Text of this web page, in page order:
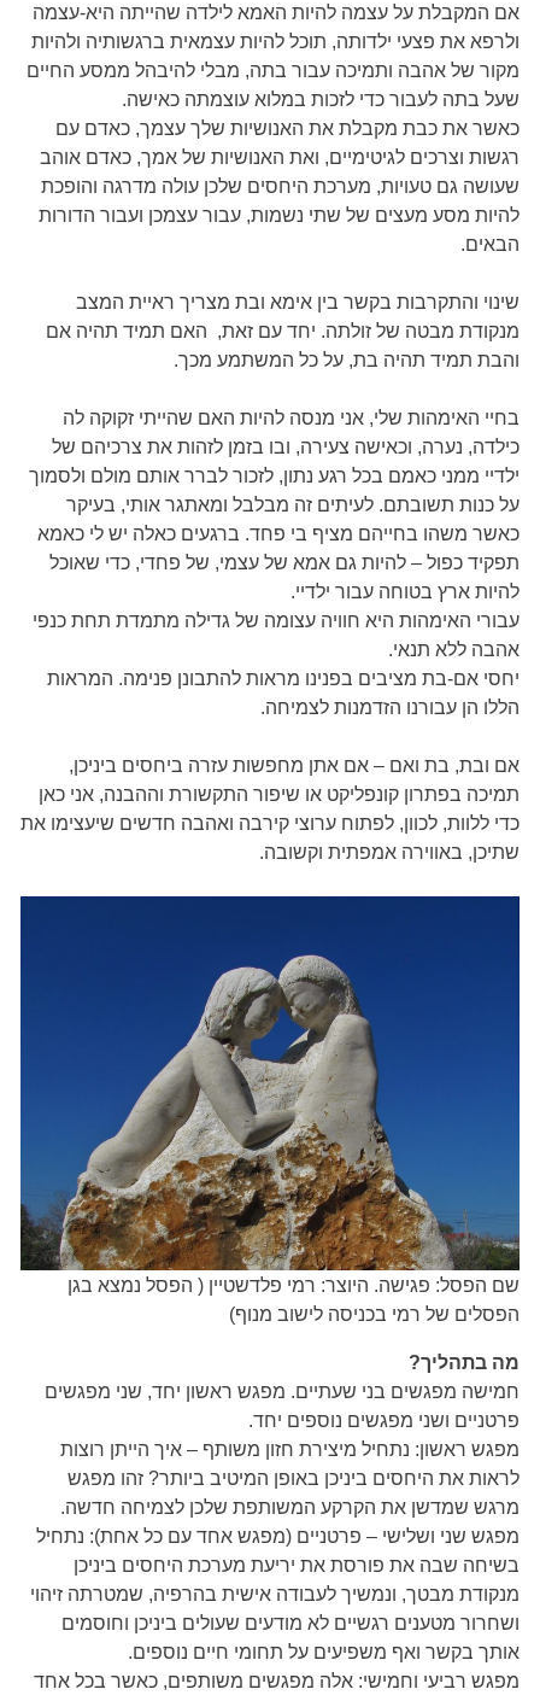
אם המקבלת על עצמה להיות האמא לילדה שהייתה היא-עצמה
ולרפא את פצעי ילדותה, תוכל להיות עצמאית ברגשותיה ולהיות
מקור של אהבה ותמיכה עבור בתה, מבלי להיבהל ממסע החיים
שעל בתה לעבור כדי לזכות במלוא עוצמתה כאישה.
כאשר את כבת מקבלת את האנושיות שלך עצמך, כאדם עם
רגשות וצרכים לגיטימיים, ואת האנושיות של אמך, כאדם אוהב
שעושה גם טעויות, מערכת היחסים שלכן עולה מדרגה והופכת
להיות מסע מעצים של שתי נשמות, עבור עצמכן ועבור הדורות
הבאים.
שינוי והתקרבות בקשר בין אימא ובת מצריך ראיית המצב
מנקודת מבטה של זולתה. יחד עם זאת, האם תמיד תהיה אם
והבת תמיד תהיה בת, על כל המשתמע מכך.
בחיי האימהות שלי, אני מנסה להיות האם שהייתי זקוקה לה
כילדה, נערה, וכאישה צעירה, ובו בזמן לזהות את צרכיהם של
ילדיי ממני כאמם בכל רגע נתון, לזכור לברר אותם מולם ולסמוך
על כנות תשובתם. לעיתים זה מבלבל ומאתגר אותי, בעיקר
כאשר משהו בחייהם מציף בי פחד. ברגעים כאלה יש לי כאמא
תפקיד כפול – להיות גם אמא של עצמי, של פחדי, כדי שאוכל
להיות ארץ בטוחה עבור ילדיי.
עבורי האימהות היא חוויה עצומה של גדילה מתמדת תחת כנפי
אהבה ללא תנאי.
יחסי אם-בת מציבים בפנינו מראות להתבונן פנימה. המראות
הללו הן עבורנו הזדמנות לצמיחה.
אם ובת, בת ואם – אם אתן מחפשות עזרה ביחסים ביניכן,
תמיכה בפתרון קונפליקט או שיפור התקשורת וההבנה, אני כאן
כדי ללוות, לכוון, לפתוח ערוצי קירבה ואהבה חדשים שיעצימו את
שתיכן, באווירה אמפתית וקשובה.
שם הפסל: פגישה. היוצר: רמי פלדשטיין ( הפסל נמצא בגן
הפסלים של רמי בכניסה לישוב מנוף)
מה בתהליך?
חמישה מפגשים בני שעתיים. מפגש ראשון יחד, שני מפגשים
פרטניים ושני מפגשים נוספים יחד.
מפגש ראשון: נתחיל מיצירת חזון משותף – איך הייתן רוצות
לראות את היחסים ביניכן באופן המיטיב ביותר? זהו מפגש
מרגש שמדשן את הקרקע המשותפת שלכן לצמיחה חדשה.
מפגש שני ושלישי – פרטניים (מפגש אחד עם כל אחת): נתחיל
בשיחה שבה את פורסת את יריעת מערכת היחסים ביניכן
מנקודת מבטך, ונמשיך לעבודה אישית בהרפיה, שמטרתה זיהוי
ושחרור מטענים רגשיים לא מודעים שעולים ביניכן וחוסמים
אותך בקשר ואף משפיעים על תחומי חיים נוספים.
מפגש רביעי וחמישי: אלה מפגשים משותפים, כאשר בכל אחד